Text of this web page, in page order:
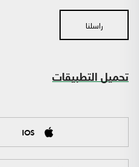
راسلنا
تحميل التطبيقات
IOS